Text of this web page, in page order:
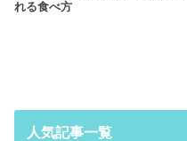
れる食べ方
人気記事一覧